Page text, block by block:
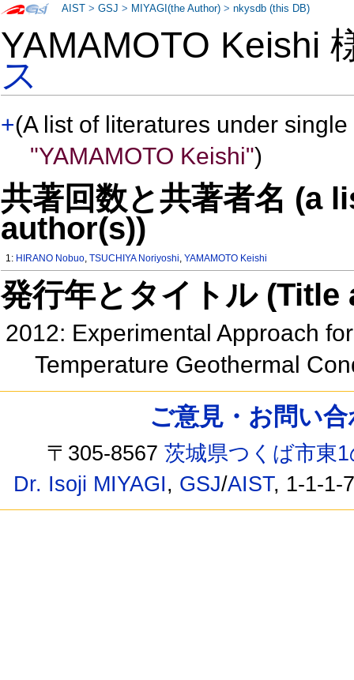
YAMAMOTO Keishi
ス
+(A list of literatures under
"YAMAMOTO Keishi")
共著回数と共著者名 (a
author(s))
1: HIRANO Nobuo,TSUCHIYA Noriyoshi,YAMAMOTO Keishi
発行年とタイトル
2012: Experimental Approach
Temperature Geothermal
AIST >GSJ > MIYAGI(the Author) >nkysdb (this DB)
ご意見・お問い
〒305-8567茨城県つくば市東
Dr. Isoji MIYAGI, GSJ/AIST, 1-1-1-